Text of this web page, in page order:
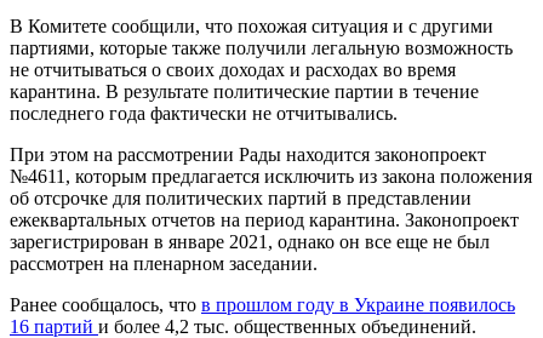
В Комитете сообщили, что похожая ситуация и с другими
партиями, которые также получили легальную возможность
не отчитываться о своих доходах и расходах во время
карантина. В результате политические партии в течение
последнего года фактически не отчитывались.
При этом на рассмотрении Рады находится законопроект
№4611, которым предлагается исключить из закона положения
об отсрочке для политических партий в представлении
ежеквартальных отчетов на период карантина. Законопроект
зарегистрирован в январе 2021, однако он все еще не был
рассмотрен на пленарном заседании.
Ранее сообщалось, что в прошлом году в Украине появилось
16 партий и более 4,2 тыс. общественных объединений.